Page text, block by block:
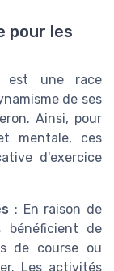
pour les
est une race
de ses
Ainsi, pour
mentale, ces
d'exercice
: En raison de
bénéficient de
de course ou
Les activités